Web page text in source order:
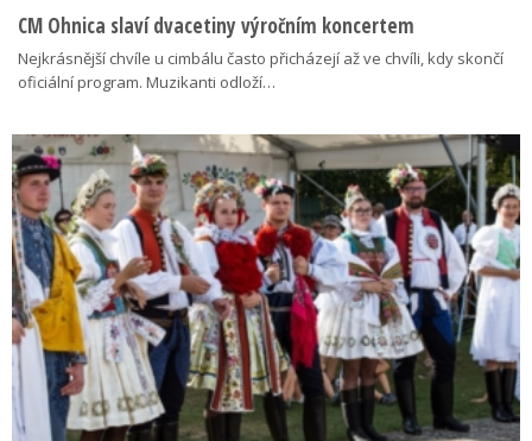
CM Ohnica slaví dvacetiny výročním koncertem
Nejkrásnější chvíle u cimbálu často přicházejí až ve chvíli, kdy skončí
oficiální program. Muzikanti odloží…